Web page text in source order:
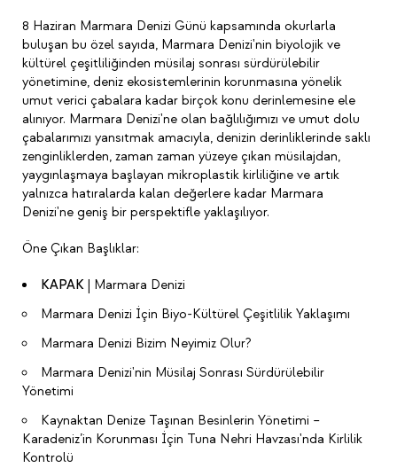
8 Haziran Marmara Denizi Günü kapsamında okurlarla
buluşan bu özel sayıda, Marmara Denizi'nin biyolojik ve
kültürel çeşitliliğinden müsilaj sonrası sürdürülebilir
yönetimine, deniz ekosistemlerinin korunmasına yönelik
umut verici çabalara kadar birçok konu derinlemesine ele
alınıyor. Marmara Denizi'ne olan bağlılığımızı ve umut dolu
çabalarımızı yansıtmak amacıyla, denizin derinliklerinde saklı
zenginliklerden, zaman zaman yüzeye çıkan müsilajdan,
yaygınlaşmaya başlayan mikroplastik kirliliğine ve artık
yalnızca hatıralarda kalan değerlere kadar Marmara
Denizi'ne geniş bir perspektifle yaklaşılıyor.
Öne Çıkan Başlıklar:
KAPAK
| Marmara Denizi
Marmara Denizi İçin Biyo-Kültürel Çeşitlilik Yaklaşımı
Marmara Denizi Bizim Neyimiz Olur?
Marmara Denizi'nin Müsilaj Sonrası Sürdürülebilir
Yönetimi
Kaynaktan Denize Taşınan Besinlerin Yönetimi –
Karadeniz’in Korunması İçin Tuna Nehri Havzası'nda Kirlilik
Kontrolü